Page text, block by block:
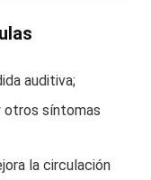
auditiva;
otros síntomas
la circulación